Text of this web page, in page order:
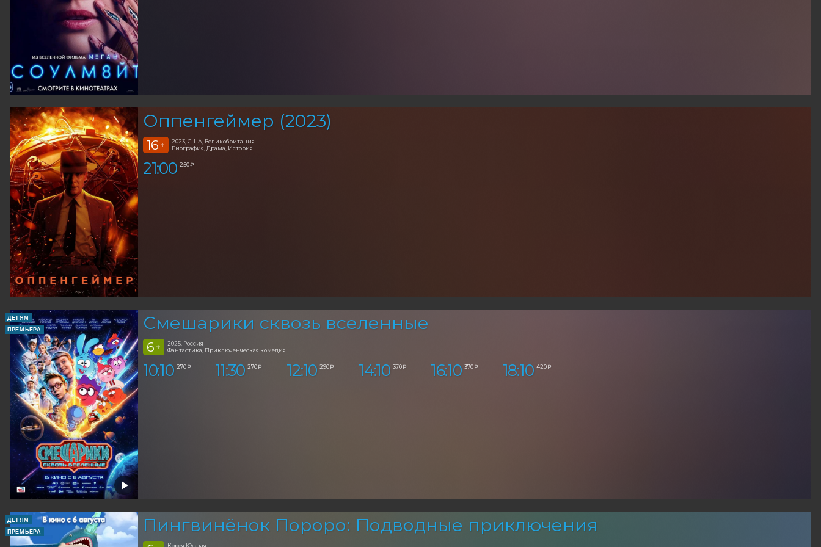
Оппенгеймер (2023)
16 +
2023, США, Великобритания
Биография, Драма, История
21:00 250 ₽
ДЕТЯМ
ПРЕМЬЕРА
Смешарики сквозь вселенные
6 +
2025, Россия
Фантастика, Приключенческая комедия
10:10 270 ₽ 11:30 270 ₽ 12:10 290 ₽ 14:10 370 ₽ 16:10 370 ₽ 18:10 420 ₽
ДЕТЯМ
ПРЕМЬЕРА
Пингвинёнок Пороро: Подводные приключения
Корея Южная